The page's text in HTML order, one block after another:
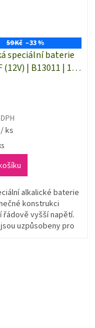
59 Kč –33 %
speciální baterie
(12V) | B13011 | 1
/ ks
alkalické baterie
konstrukci
řádově vyšší napětí.
uzpůsobeny pro